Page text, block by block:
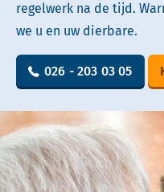
regelwerk na de tijd.
we u en uw dierbare.
026 - 203 03 05